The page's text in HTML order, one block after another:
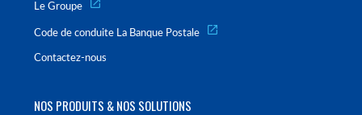
Le Groupe
Code de conduite La Banque Postale
Contactez-nous
NOS PRODUITS & NOS SOLUTIONS